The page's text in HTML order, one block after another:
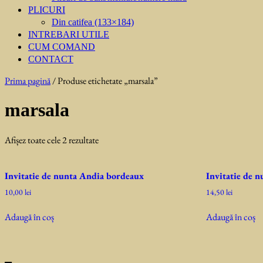
PLICURI
Din catifea (133×184)
INTREBARI UTILE
CUM COMAND
CONTACT
Prima pagină/ Produse etichetate „marsala”
marsala
Afișez toate cele 2 rezultateSortat
mai
Invitatie de nunta Andia bordeaux
10,00lei
Adaugă în coș
Invitatie de
14,50lei
Adaugă în coș